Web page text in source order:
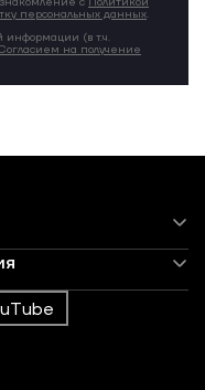
персональных данных.
информации (в т.ч.
на получение